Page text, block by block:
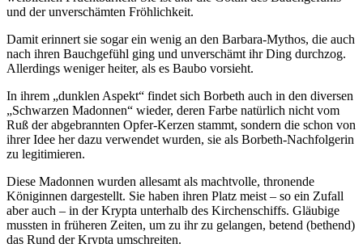
und der unverschämten Fröhlichkeit.
Damit erinnert sie sogar ein wenig an den Barbara-Mythos, die auch
nach ihren Bauchgefühl ging und unverschämt ihr Ding durchzog.
Allerdings weniger heiter, als es Baubo vorsieht.
In ihrem „dunklen Aspekt“ findet sich Borbeth auch in den diversen
„Schwarzen Madonnen“ wieder, deren Farbe natürlich nicht vom
Ruß der abgebrannten Opfer-Kerzen stammt, sondern die schon von
ihrer Idee her dazu verwendet wurden, sie als Borbeth-Nachfolgerin
zu legitimieren.
Diese Madonnen wurden allesamt als machtvolle, thronende
Königinnen dargestellt. Sie haben ihren Platz meist – so ein Zufall
aber auch – in der Krypta unterhalb des Kirchenschiffs. Gläubige
mussten in früheren Zeiten, um zu ihr zu gelangen, betend (bethend)
das Rund der Krypta umschreiten.